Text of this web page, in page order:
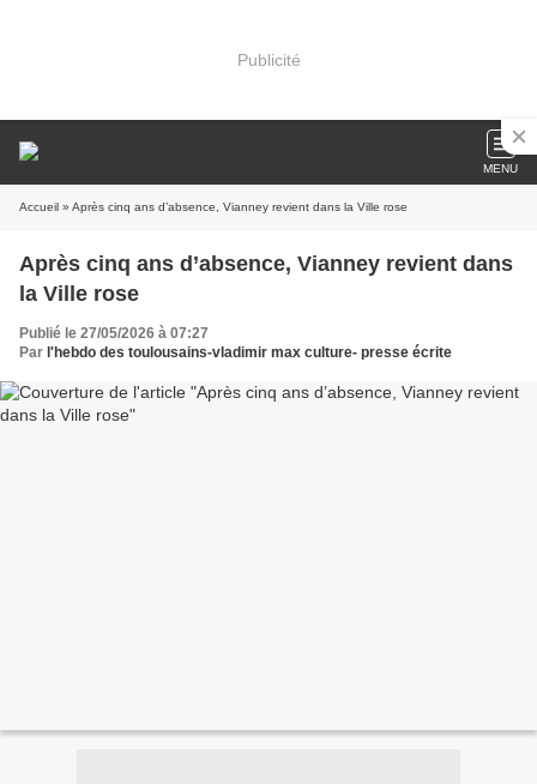
Publicité
MENU
Accueil » Après cinq ans d’absence, Vianney revient dans la Ville rose
Après cinq ans d’absence, Vianney revient dans
la Ville rose
Publié le 27/05/2026 à 07:27
Par l'hebdo des toulousains-vladimir max culture- presse écrite